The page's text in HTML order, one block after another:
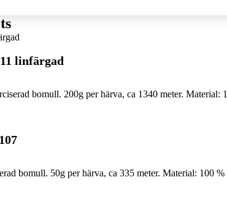
linfärgad
bomull. 200g per härva, ca 1340 meter. Material:
bomull. 50g per härva, ca 335 meter. Material: 100